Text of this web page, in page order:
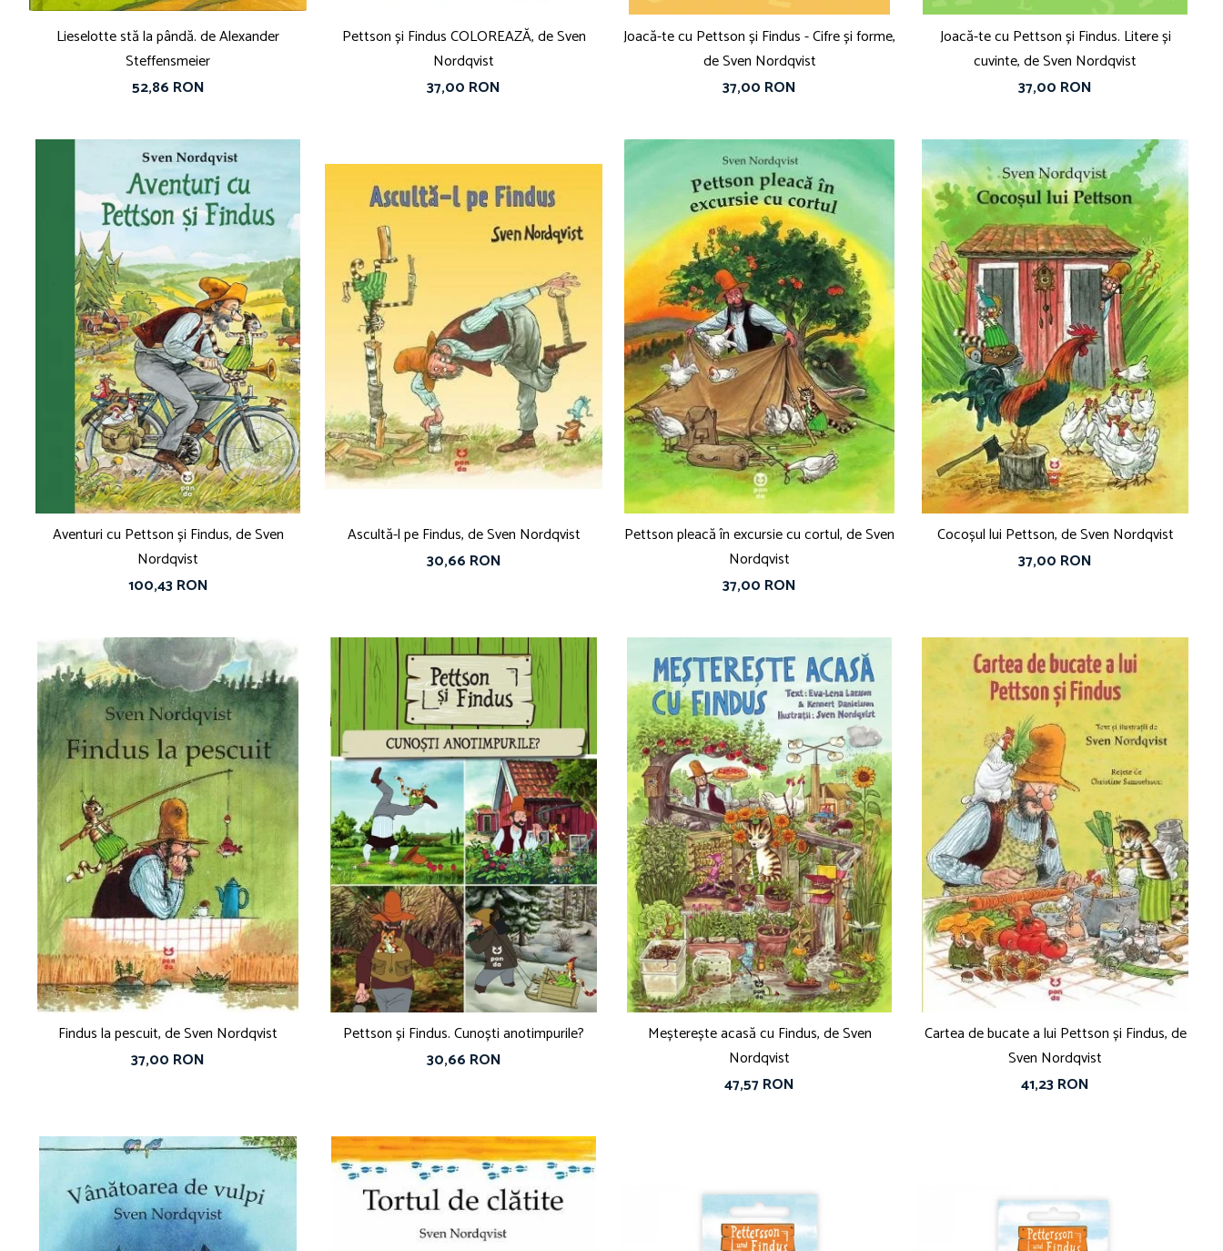
Lieselotte stă la pândă. de Alexander
Steffensmeier
52,86 RON
Pettson și Findus COLOREAZĂ, de Sven
Nordqvist
37,00 RON
Joacă-te cu Pettson și Findus - Cifre și forme,
de Sven Nordqvist
37,00 RON
Joacă-te cu Pettson și Findus. Litere și
cuvinte, de Sven Nordqvist
37,00 RON
Aventuri cu Pettson și Findus, de Sven
Nordqvist
100,43 RON
Ascultă-l pe Findus, de Sven Nordqvist
30,66 RON
Pettson pleacă în excursie cu cortul, de Sven
Nordqvist
37,00 RON
Cocoșul lui Pettson, de Sven Nordqvist
37,00 RON
Findus la pescuit, de Sven Nordqvist
37,00 RON
Pettson și Findus. Cunoști anotimpurile?
30,66 RON
Meșterește acasă cu Findus, de Sven
Nordqvist
47,57 RON
Cartea de bucate a lui Pettson și Findus, de
Sven Nordqvist
41,23 RON